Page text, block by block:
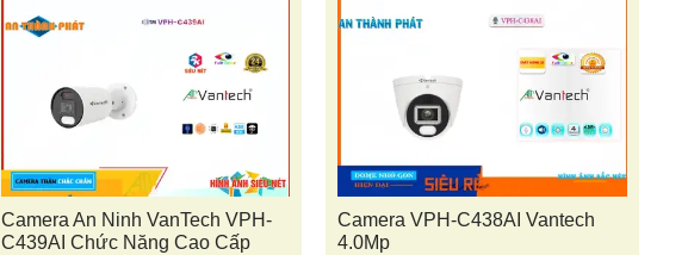
Camera An Ninh VanTech VPH-
C439AI Chức Năng Cao Cấp
Camera VPH-C438AI Vantech
4.0Mp